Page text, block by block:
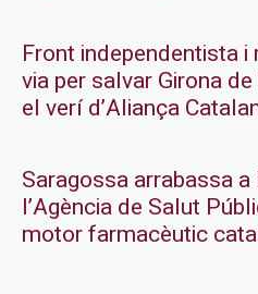
Front independentista i
via per salvar Girona
el verí d’Aliança
Saragossa arrabassa
l’Agència de Salut
motor farmacèutic